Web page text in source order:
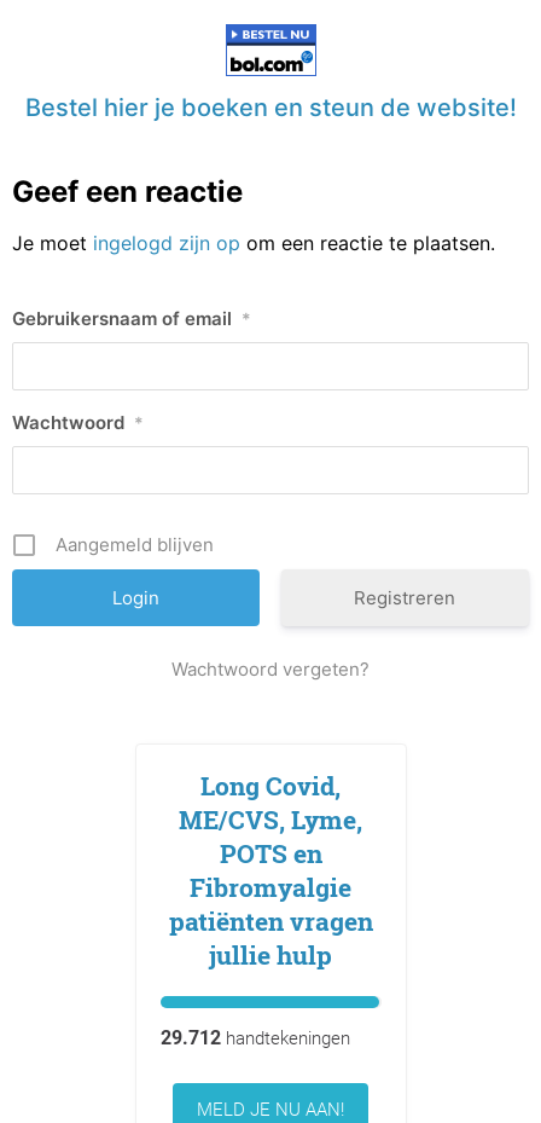
Bestel hier je boeken en steun de website!
Geef een reactie
Je moet ingelogd zijn op om een reactie te plaatsen.
Gebruikersnaam of email *
Wachtwoord *
Aangemeld blijven
Registreren
Wachtwoord vergeten?
Long Covid,
ME/CVS, Lyme,
POTS en
Fibromyalgie
patiënten vragen
jullie hulp
29.712handtekeningen
MELD JE NU AAN!